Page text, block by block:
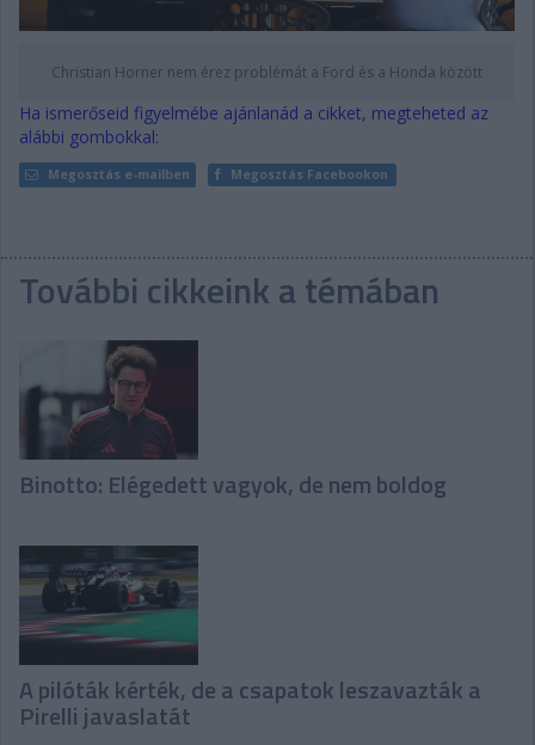
Christian Horner nem érez problémát a Ford és a Honda között
Ha ismerőseid figyelmébe ajánlanád a cikket, megteheted az
alábbi gombokkal:
Megosztás e-mailben Megosztás Facebookon
További cikkeink a témában
Binotto: Elégedett vagyok, de nem boldog
A pilóták kérték, de a csapatok leszavazták a
Pirelli javaslatát